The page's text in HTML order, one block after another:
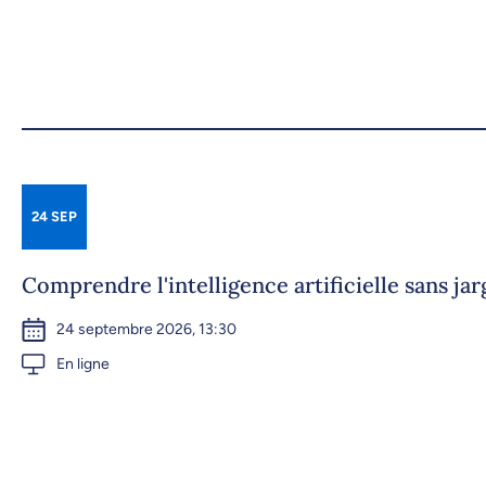
24 SEP
Comprendre l'intelligence artificielle sans
24 septembre 2026, 13:30
En ligne